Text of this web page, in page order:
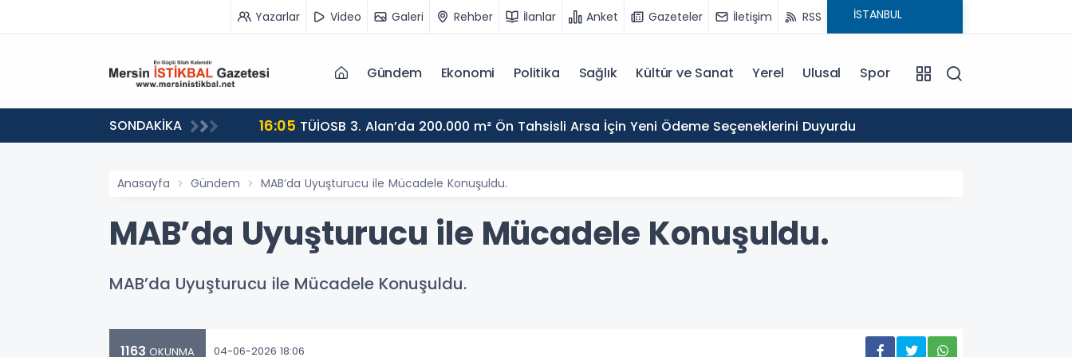
Yazarlar Video Galeri Rehber İlanlar Anket Gazeteler İletişim RSS
Gündem Ekonomi Politika Sağlık Kültür ve Sanat Yerel Ulusal Spor
SONDAKİKA 16:05 TÜİOSB 3. Alan’da 200.000 m² Ön Tahsisli Arsa İçin Yeni Ödeme Seçeneklerini Duyurdu
Anasayfa Gündem MAB’da Uyuşturucu ile Mücadele Konuşuldu.
MAB’da Uyuşturucu ile Mücadele Konuşuldu.
MAB’da Uyuşturucu ile Mücadele Konuşuldu.
1163 OKUNMA 04-06-2026 18:06